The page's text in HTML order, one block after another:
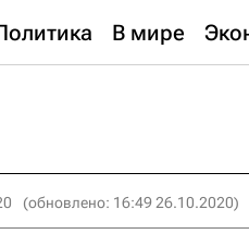
В мире
(обновлено: 16:49 26.10.2020)